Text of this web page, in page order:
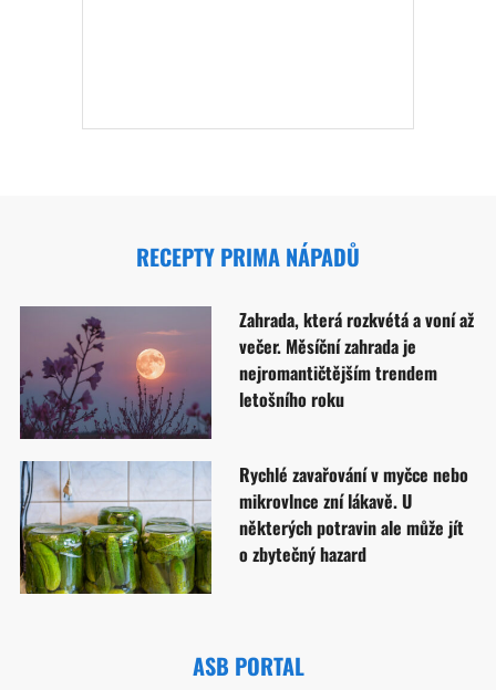
RECEPTY PRIMA NÁPADŮ
Zahrada, která rozkvétá a voní až
večer. Měsíční zahrada je
nejromantičtějším trendem
letošního roku
Rychlé zavařování v myčce nebo
mikrovlnce zní lákavě. U
některých potravin ale může jít
o zbytečný hazard
ASB PORTAL